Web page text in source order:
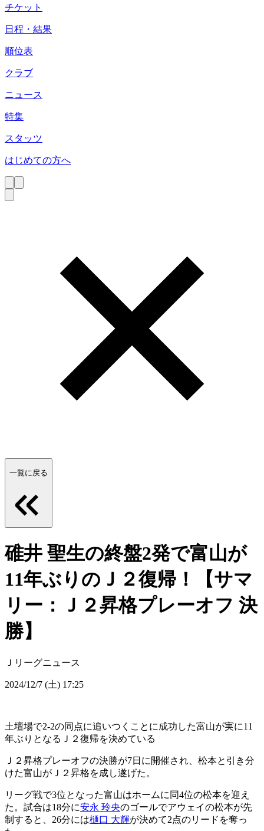
チケット
日程・結果
順位表
クラブ
ニュース
特集
スタッツ
はじめての方へ
一覧に戻る
碓井 聖生の終盤2発で富山が
11年ぶりのＪ２復帰！【サマ
リー：Ｊ２昇格プレーオフ 決
勝】
Ｊリーグニュース
2024/12/7 (土) 17:25
土壇場で2-2の同点に追いつくことに成功した富山が実に11
年ぶりとなるＪ２復帰を決めている
Ｊ２昇格プレーオフの決勝が7日に開催され、松本と引き分
けた富山がＪ２昇格を成し遂げた。
リーグ戦で3位となった富山はホームに同4位の松本を迎え
た。試合は18分に安永 玲央のゴールでアウェイの松本が先
制すると、26分には樋口 大輝が決めて2点のリードを奪っ